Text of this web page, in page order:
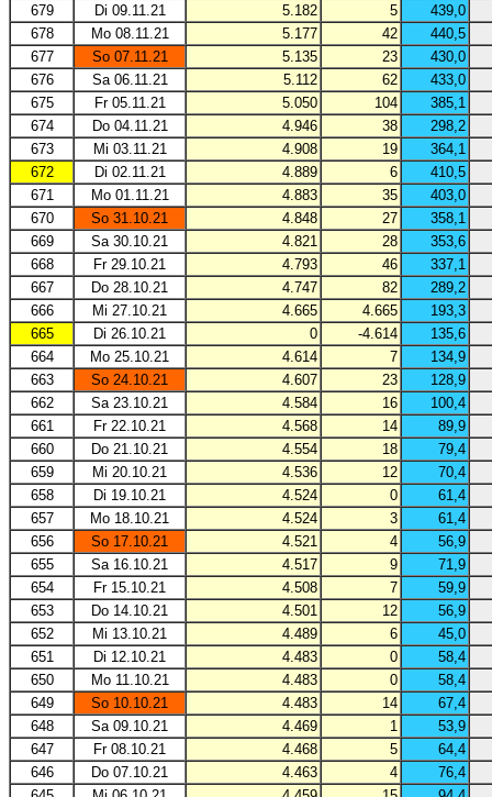
679
Di 09.11.21 5.182 5
439,0
678
Mo 08.11.21 5.177 42
440,5
677
So 07.11.21 5.135 23
430,0
676
Sa 06.11.21 5.112 62
433,0
675
Fr 05.11.21 5.050 104
385,1
674
Do 04.11.21 4.946 38
298,2
673
Mi 03.11.21 4.908 19
364,1
672
Di 02.11.21 4.889 6
410,5
671
Mo 01.11.21 4.883 35
403,0
670
So 31.10.21 4.848 27
358,1
669
Sa 30.10.21 4.821 28
353,6
668
Fr 29.10.21 4.793 46
337,1
667
Do 28.10.21 4.747 82
289,2
666
Mi 27.10.21 4.665 4.665
193,3
665
Di 26.10.21 0 -4.614
135,6
664
Mo 25.10.21 4.614 7
134,9
663
So 24.10.21 4.607 23
128,9
662
Sa 23.10.21 4.584 16
100,4
661
Fr 22.10.21 4.568 14
89,9
660
Do 21.10.21 4.554 18
79,4
659
Mi 20.10.21 4.536 12
70,4
658
Di 19.10.21 4.524 0
61,4
657
Mo 18.10.21 4.524 3
61,4
656
So 17.10.21 4.521 4
56,9
655
Sa 16.10.21 4.517 9
71,9
654
Fr 15.10.21 4.508 7
59,9
653
Do 14.10.21 4.501 12
56,9
652
Mi 13.10.21 4.489 6
45,0
651
Di 12.10.21 4.483 0
58,4
650
Mo 11.10.21 4.483 0
58,4
649
So 10.10.21 4.483 14
67,4
648
Sa 09.10.21 4.469 1
53,9
647
Fr 08.10.21 4.468 5
64,4
646
Do 07.10.21 4.463 4
76,4